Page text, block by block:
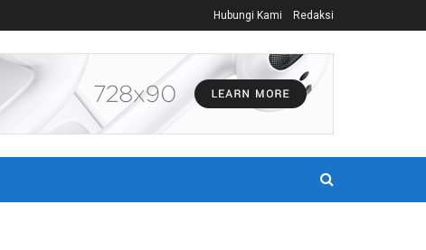
Hubungi Kami Redaksi